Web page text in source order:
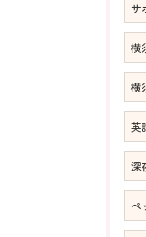
サ
横
横
英
深
ペ